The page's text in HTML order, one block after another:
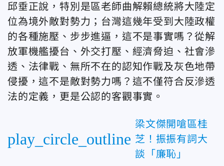
邱垂正說，特別是區老師曲解賴總統將大陸定
位為境外敵對勢力；台灣這幾年受到大陸政權
的各種施壓、步步進逼，這不是事實嗎？從解
放軍機艦擾台、外交打壓、經濟脅迫、社會滲
透、法律戰、無所不在的認知作戰及灰色地帶
侵擾，這不是敵對勢力嗎？這不僅符合反滲透
法的定義，更是公認的客觀事實。
play_circle_outline
梁文傑開嗆區桂
芝！振振有詞大
談「廉恥」